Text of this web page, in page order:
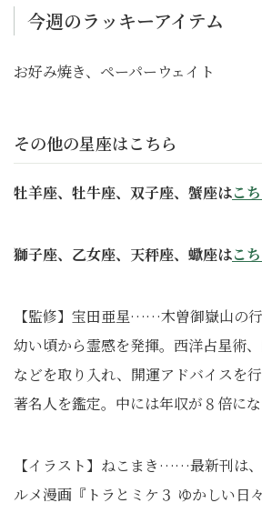
今週のラッキーアイテム
お好み焼き、ペーパーウェイト
その他の星座はこちら
牡羊座、牡牛座、双子座、蟹座はこ
獅子座、乙女座、天秤座、蠍座はこ
【監修】宝田亜星……木曽御嶽山の行
幼い頃から霊感を発揮。西洋占星術
などを取り入れ、開運アドバイスを
著名人を鑑定。中には年収が８倍にな
【イラスト】ねこまき……最新刊は
ルメ漫画『トラとミケ３ ゆかしい日